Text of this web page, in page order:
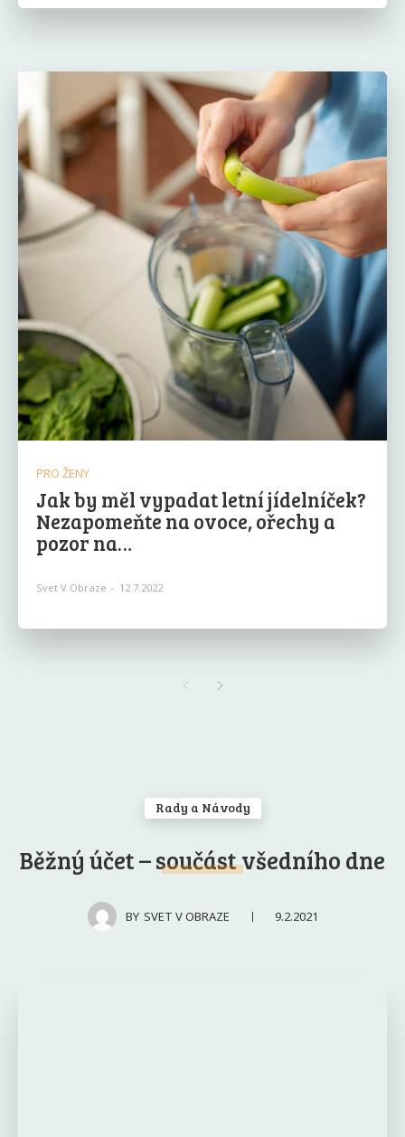
PRO ŽENY
Jak by měl vypadat letní jídelníček?
Nezapomeňte na ovoce, ořechy a
pozor na…
Svet V Obraze - 12.7.2022